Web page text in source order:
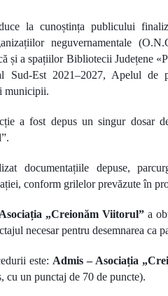
la cunoștința publicului
neguvernamentale
și a spațiilor Bibliotecii Județene
Sud‑Est 2021–2027, Apelul de
municipii.
a fost depus un singur dosar
documentațiile depuse,
conform grilelor prevăzute în
Asociația „Creionăm Viitorul”a
necesar pentru desemnarea ca
este: Admis – Asociația
cu un punctaj de 70 de puncte).